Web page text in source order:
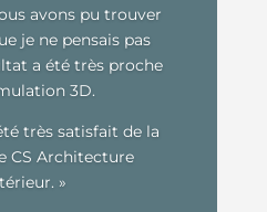
avons pu trouver
je ne pensais pas
a été très proche
3D.
très satisfait de la
CS Architecture
»